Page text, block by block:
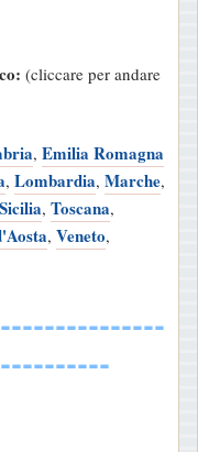
(cliccare per andare
, Emilia Romagna
, Lombardia, Marche,
Sicilia, Toscana,
, Veneto,